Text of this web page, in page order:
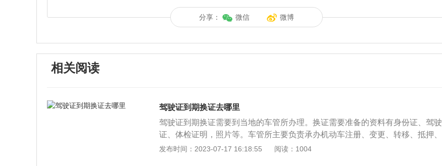
分享： 微信 微博
相关阅读
驾驶证到期换证去哪里
驾驶证到期换证需要到当地的车管所办理。换证需要准备的资料有身份证、驾驶
证、体检证明，照片等。车管所主要负责承办机动车注册、变更、转移、抵押、
注销登记，机动车驾驶证申请、补领、换领、审验及受理机动车和驾驶员相关的
发布时间：2023-07-17 16:18:55 阅读：1004